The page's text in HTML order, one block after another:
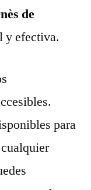
de
y efectiva.
para